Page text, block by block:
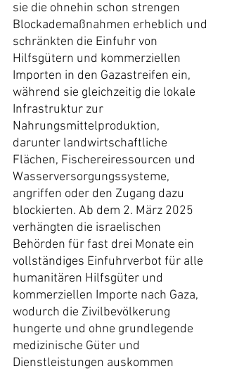
sie die ohnehin schon strengen
Blockademaßnahmen erheblich und
schränkten die Einfuhr von
Hilfsgütern und kommerziellen
Importen in den Gazastreifen ein,
während sie gleichzeitig die lokale
Infrastruktur zur
Nahrungsmittelproduktion,
darunter landwirtschaftliche
Flächen, Fischereiressourcen und
Wasserversorgungssysteme,
angriffen oder den Zugang dazu
blockierten. Ab dem 2. März 2025
verhängten die israelischen
Behörden für fast drei Monate ein
vollständiges Einfuhrverbot für alle
humanitären Hilfsgüter und
kommerziellen Importe nach Gaza,
wodurch die Zivilbevölkerung
hungerte und ohne grundlegende
medizinische Güter und
Dienstleistungen auskommen